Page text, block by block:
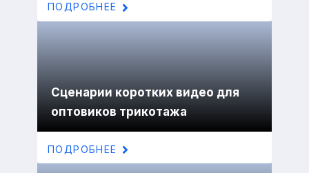
ПОДРОБНЕЕ
Сценарии коротких видео для
оптовиков трикотажа
ПОДРОБНЕЕ